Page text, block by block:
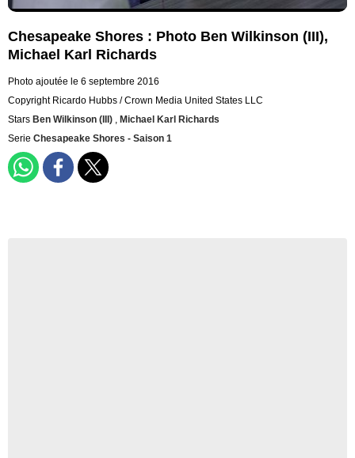
Chesapeake Shores : Photo Ben Wilkinson (III),
Michael Karl Richards
Photo ajoutée le 6 septembre 2016
Copyright Ricardo Hubbs / Crown Media United States LLC
Stars Ben Wilkinson (III) , Michael Karl Richards
Serie Chesapeake Shores - Saison 1